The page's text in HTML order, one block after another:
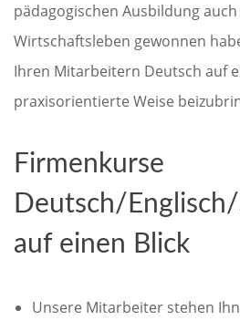
pädagogischen Ausbildung
Wirtschaftsleben gewonnen
Ihren Mitarbeitern Deutsch auf
praxisorientierte Weise
Firmenkurse
Deutsch/
auf einen Blick
Unsere Mitarbeiter stehen